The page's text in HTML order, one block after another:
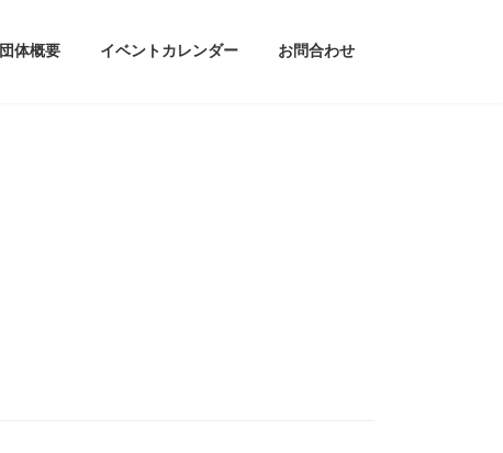
団体概要 イベントカレンダー お問合わせ